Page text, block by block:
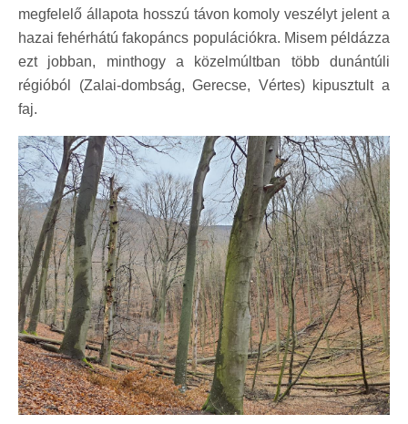
megfelelő állapota hosszú távon komoly veszélyt jelent a
hazai fehérhátú fakopáncs populációkra. Misem példázza
ezt jobban, minthogy a közelmúltban több dunántúli
régióból (Zalai-dombság, Gerecse, Vértes) kipusztult a
faj.